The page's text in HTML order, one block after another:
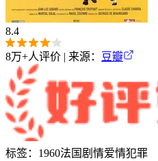
8.4
8万+人评价 | 来源： 豆瓣
标签： 1960法国 剧情爱情犯罪